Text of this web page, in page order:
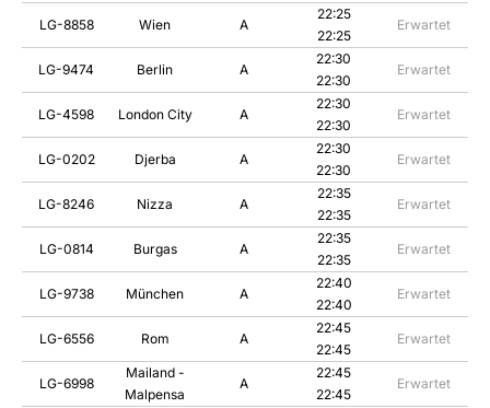
LG-8858 Wien A
22:25
22:25
Erwartet
LG-9474 Berlin A
22:30
22:30
Erwartet
LG-4598 London City A
22:30
22:30
Erwartet
LG-0202 Djerba A
22:30
22:30
Erwartet
LG-8246 Nizza A
22:35
22:35
Erwartet
LG-0814 Burgas A
22:35
22:35
Erwartet
LG-9738 München A
22:40
22:40
Erwartet
LG-6556 Rom A
22:45
22:45
Erwartet
LG-6998
Mailand -
Malpensa
A
22:45
22:45
Erwartet